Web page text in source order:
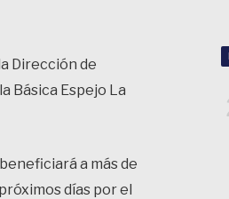
Dirección de
Básica Espejo La
a más de
días por el